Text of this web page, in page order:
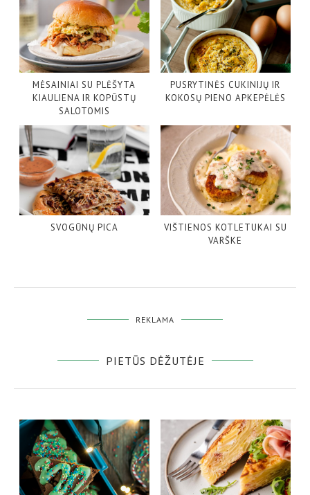
MĖSAINIAI SU PLĖŠYTA
KIAULIENA IR KOPŪSTŲ
SALOTOMIS
PUSRYTINĖS CUKINIJŲ IR
KOKOSŲ PIENO APKEPĖLĖS
SVOGŪNŲ PICA
VIŠTIENOS KOTLETUKAI SU
VARŠKE
REKLAMA
PIETŪS DĖŽUTĖJE